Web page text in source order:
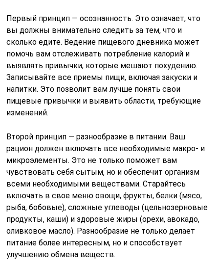
Первый принцип — осознанность. Это означает, что
вы должны внимательно следить за тем, что и
сколько едите. Ведение пищевого дневника может
помочь вам отслеживать потребление калорий и
выявлять привычки, которые мешают похудению.
Записывайте все приемы пищи, включая закуски и
напитки. Это позволит вам лучше понять свои
пищевые привычки и выявить области, требующие
изменений.
Второй принцип — разнообразие в питании. Ваш
рацион должен включать все необходимые макро- и
микроэлементы. Это не только поможет вам
чувствовать себя сытым, но и обеспечит организм
всеми необходимыми веществами. Старайтесь
включать в свое меню овощи, фрукты, белки (мясо,
рыба, бобовые), сложные углеводы (цельнозерновые
продукты, каши) и здоровые жиры (орехи, авокадо,
оливковое масло). Разнообразие не только делает
питание более интересным, но и способствует
улучшению обмена веществ.